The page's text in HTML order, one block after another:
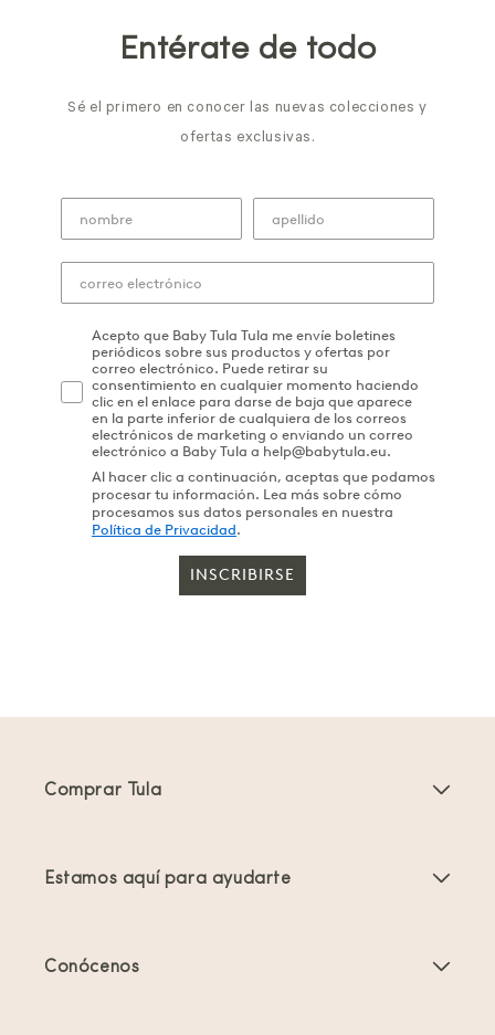
Entérate de todo
Sé el primero en conocer las nuevas colecciones y
ofertas exclusivas.
Acepto que Baby Tula Tula me envíe boletines
periódicos sobre sus productos y ofertas por
correo electrónico. Puede retirar su
consentimiento en cualquier momento haciendo
clic en el enlace para darse de baja que aparece
en la parte inferior de cualquiera de los correos
electrónicos de marketing o enviando un correo
electrónico a Baby Tula a help@babytula.eu.
Al hacer clic a continuación, aceptas que podamos
procesar tu información. Lea más sobre cómo
procesamos sus datos personales en nuestra
Política de Privacidad.
INSCRIBIRSE
Comprar Tula
Estamos aquí para ayudarte
Conócenos